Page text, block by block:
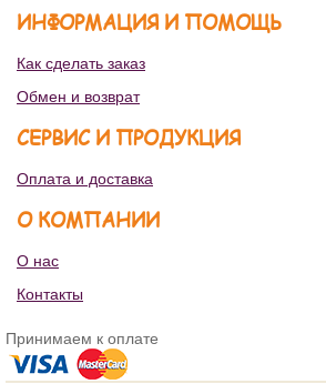
ИНФОРМАЦИЯ И ПОМОЩЬ
Как сделать заказ
Обмен и возврат
СЕРВИС И ПРОДУКЦИЯ
Оплата и доставка
О КОМПАНИИ
О нас
Контакты
Принимаем к оплате